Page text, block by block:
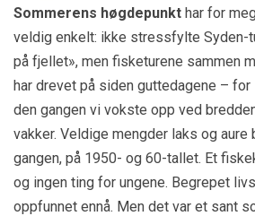
Sommerens høgdepunkt har for
veldig enkelt: ikke stressfylte Syden-
på fjellet», men fisketurene sammen
har drevet på siden guttedagene – for
den gangen vi vokste opp ved
vakker. Veldige mengder laks og aure
gangen, på 1950- og 60-tallet. Et
og ingen ting for ungene. Begrepet
oppfunnet ennå. Men det var et sant